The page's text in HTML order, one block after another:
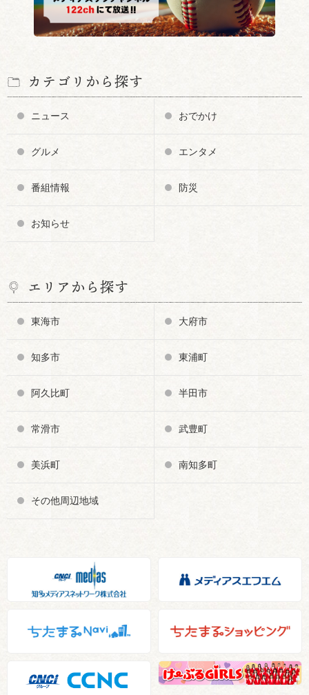
カテゴリから探す
ニュース おでかけ
グルメ エンタメ
番組情報 防災
お知らせ
エリアから探す
東海市 大府市
知多市 東浦町
阿久比町 半田市
常滑市 武豊町
美浜町 南知多町
その他周辺地域